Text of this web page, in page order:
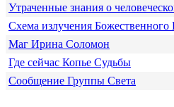
Утраченные знания о
Схема излучения
Маг Ирина Соломон
Где сейчас Копье Судьбы
Сообщение Группы Света